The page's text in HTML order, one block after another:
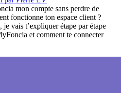
mon compte sans perdre de
fonctionne ton espace client ?
vais t’expliquer étape par étape
et comment te connecter